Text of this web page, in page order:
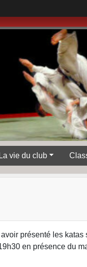
La vie du club
présenté les
en présence du